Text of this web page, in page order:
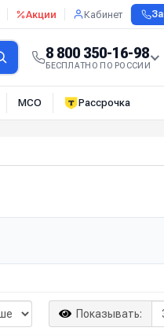
Акции Кабинет
8 800 350-16-98
БЕСПЛАТНО ПО РОССИИ
МСО Рассрочка
Показывать: